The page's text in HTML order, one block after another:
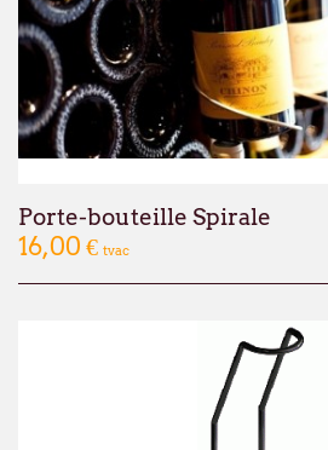
Porte-bouteille Spirale
16,00 € tvac